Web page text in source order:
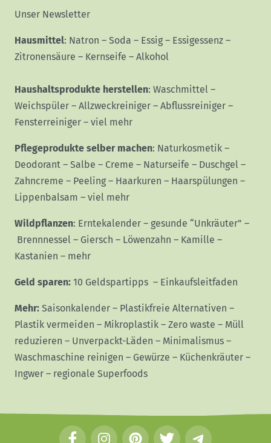
Unser Newsletter
Hausmittel: Natron – Soda – Essig – Essigessenz –
Zitronensäure – Kernseife – Alkohol
Haushaltsprodukte herstellen: Waschmittel –
Weichspüler – Allzweckreiniger – Abflussreiniger –
Fensterreiniger – viel mehr
Pflegeprodukte selber machen: Naturkosmetik –
Deodorant – Salbe – Creme – Naturseife – Duschgel –
Zahncreme – Peeling – Haarkuren – Haarspülungen –
Lippenbalsam – viel mehr
Wildpflanzen: Erntekalender – gesunde “Unkräuter” –
Brennnessel – Giersch – Löwenzahn – Kamille –
Kastanien – mehr
Geld sparen: 10 Geldspartipps – Einkaufsleitfaden
Mehr: Saisonkalender – Plastikfreie Alternativen –
Plastik vermeiden – Mikroplastik – Zero waste – Müll
reduzieren – Unverpackt-Läden – Minimalismus –
Waschmaschine reinigen – Gewürze – Küchenkräuter –
Ingwer – regionale Superfoods
P
T
T